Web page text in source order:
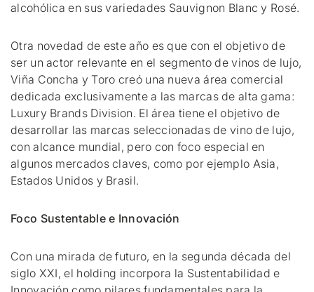
alcohólica en sus variedades Sauvignon Blanc y Rosé.
Otra novedad de este año es que con el objetivo de
ser un actor relevante en el segmento de vinos de lujo,
Viña Concha y Toro creó una nueva área comercial
dedicada exclusivamente a las marcas de alta gama:
Luxury Brands Division. El área tiene el objetivo de
desarrollar las marcas seleccionadas de vino de lujo,
con alcance mundial, pero con foco especial en
algunos mercados claves, como por ejemplo Asia,
Estados Unidos y Brasil.
Foco Sustentable e Innovación
Con una mirada de futuro, en la segunda década del
siglo XXI, el holding incorpora la Sustentabilidad e